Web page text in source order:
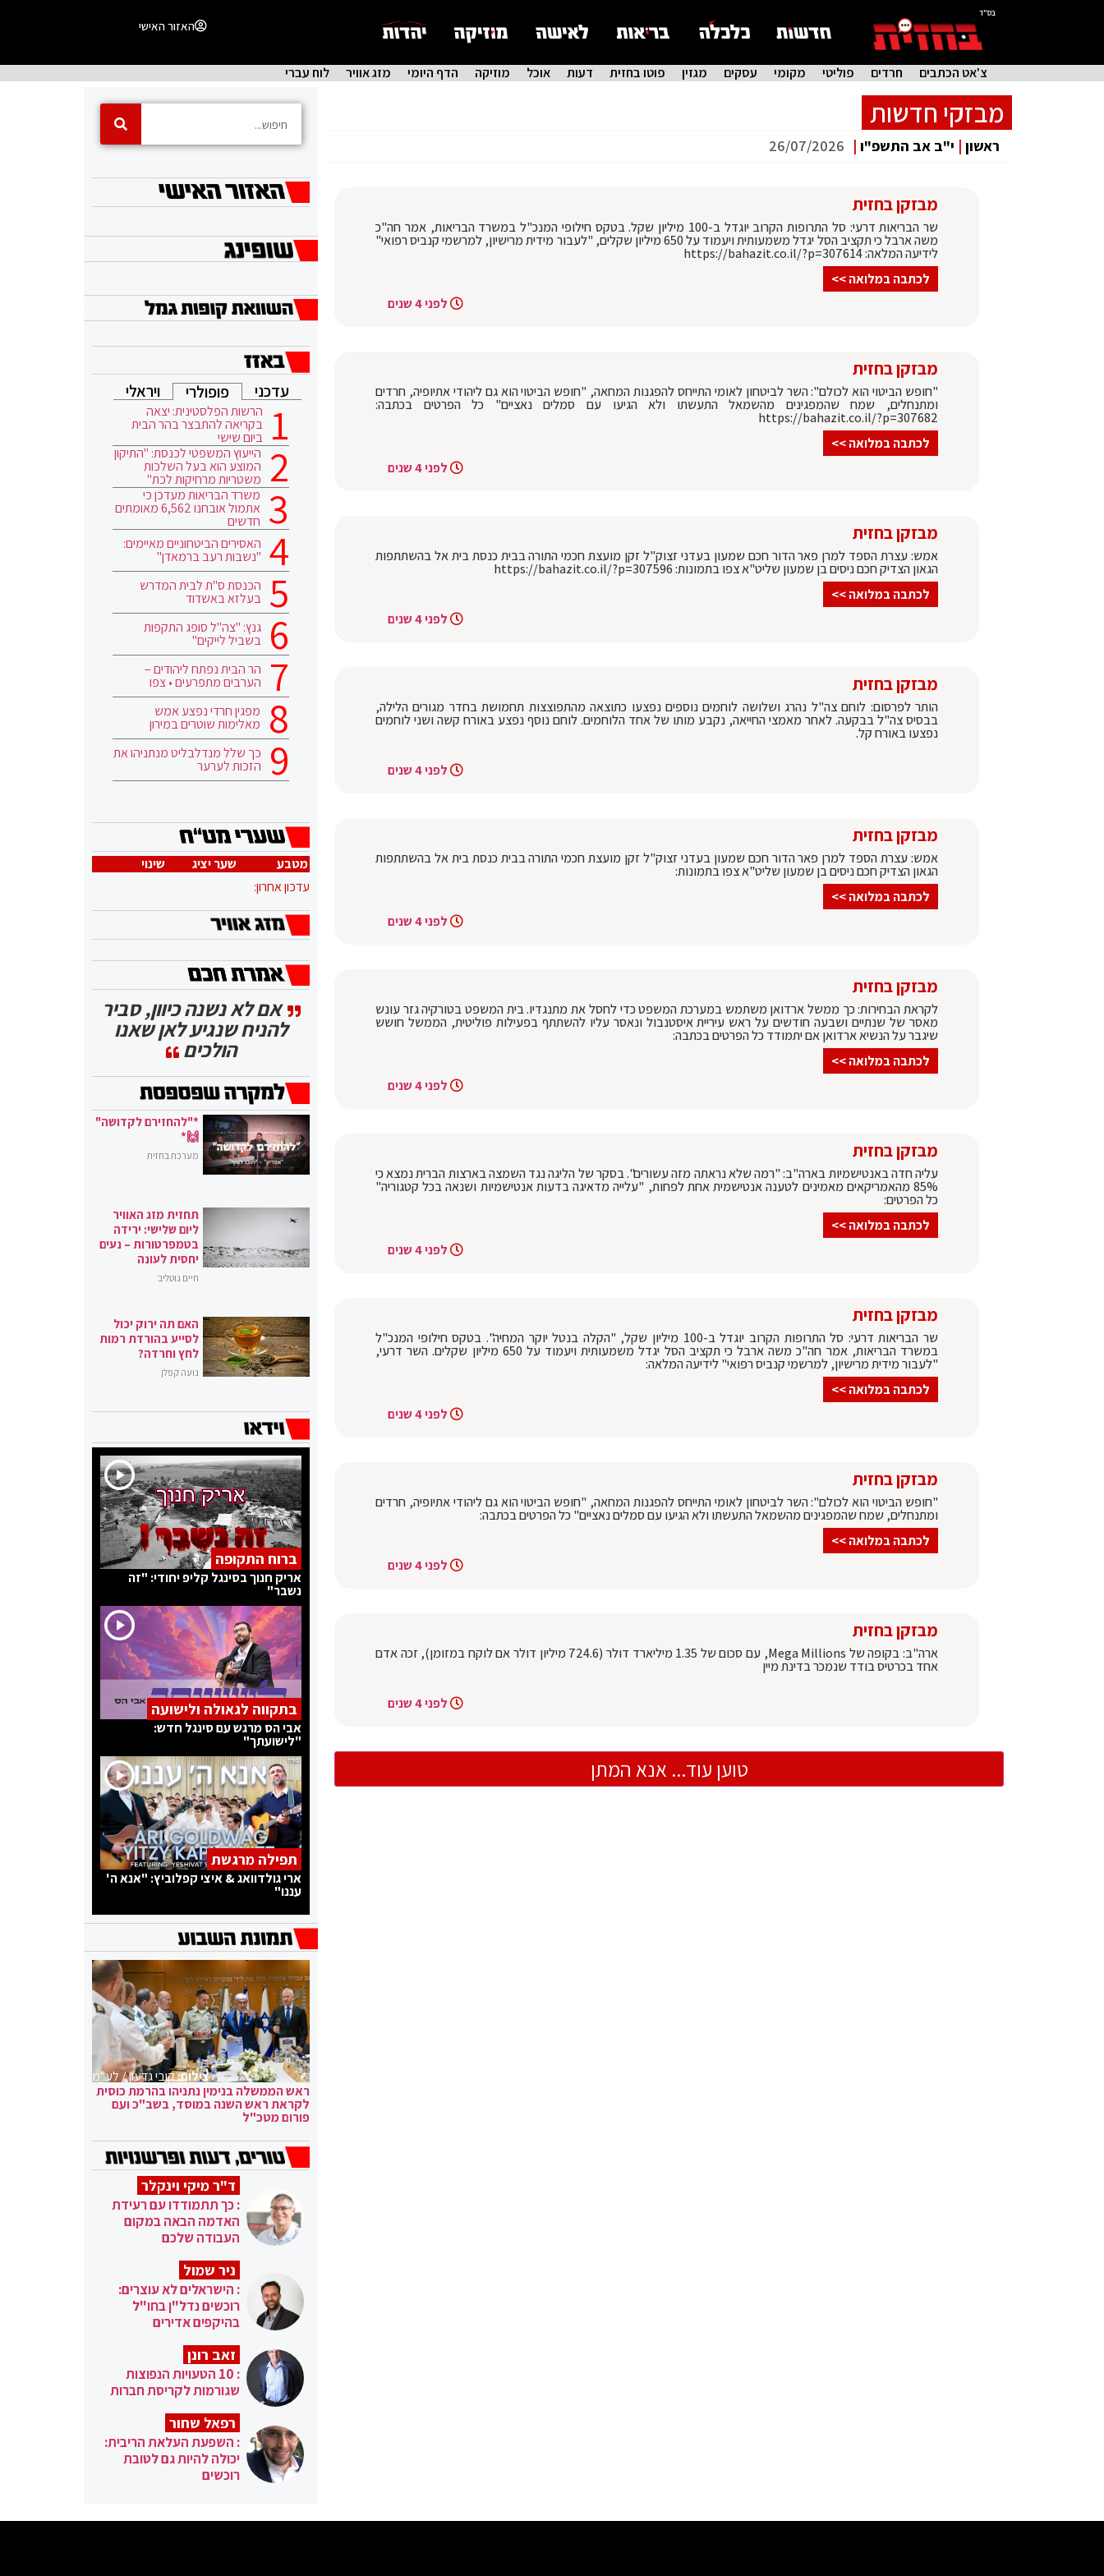
בס"ד
האזור האישי
צ'אט הכתבים חרדים פוליטי מקומי עסקים מגזין פוטו בחזית דעות אוכל מוזיקה הדף היומי מזג אוויר לוח עברי
מבזקי חדשות
ראשון | י"ב אב התשפ"ו |
26/07/2026
מבזקן בחזית
שר הבריאות דרעי: סל התרופות הקרוב יוגדל ב-100 מיליון שקל. בטקס חילופי המנכ"ל במשרד הבריאות, אמר חה"כ
משה ארבל כי תקציב הסל יגדל משמעותית ויעמוד על 650 מיליון שקלים, "לעבור מידית מרישיון, למרשמי קנביס רפואי"
לידיעה המלאה: https://bahazit.co.il/?p=307614
לכתבה במלואה >>
לפני 4 שנים
מבזקן בחזית
"חופש הביטוי הוא לכולם": השר לביטחון לאומי התייחס להפגנות המחאה, "חופש הביטוי הוא גם ליהודי אתיופיה, חרדים
ומתנחלים, שמח שהמפגינים מהשמאל התעשתו ולא הגיעו עם סמלים נאציים" כל הפרטים בכתבה:
https://bahazit.co.il/?p=307682
לכתבה במלואה >>
לפני 4 שנים
מבזקן בחזית
אמש: עצרת הספד למרן פאר הדור חכם שמעון בעדני זצוק"ל זקן מועצת חכמי התורה בבית כנסת בית אל בהשתתפות
הגאון הצדיק חכם ניסים בן שמעון שליט"א צפו בתמונות: https://bahazit.co.il/?p=307596
לכתבה במלואה >>
לפני 4 שנים
מבזקן בחזית
הותר לפרסום: לוחם צה"ל נהרג ושלושה לוחמים נוספים נפצעו כתוצאה מהתפוצצות תחמושת בחדר מגורים הלילה,
בבסיס צה"ל בבקעה. לאחר מאמצי החייאה, נקבע מותו של אחד הלוחמים. לוחם נוסף נפצע באורח קשה ושני לוחמים
נפצעו באורח קל.
לפני 4 שנים
מבזקן בחזית
אמש: עצרת הספד למרן פאר הדור חכם שמעון בעדני זצוק"ל זקן מועצת חכמי התורה בבית כנסת בית אל בהשתתפות
הגאון הצדיק חכם ניסים בן שמעון שליט"א צפו בתמונות:
לכתבה במלואה >>
לפני 4 שנים
מבזקן בחזית
לקראת הבחירות: כך ממשל ארדואן משתמש במערכת המשפט כדי לחסל את מתנגדיו. בית המשפט בטורקיה גזר עונש
מאסר של שנתיים ושבעה חודשים על ראש עיריית איסטנבול ונאסר עליו להשתתף בפעילות פוליטית, הממשל חושש
שיגבר על הנשיא ארדואן אם יתמודד כל הפרטים בכתבה:
לכתבה במלואה >>
לפני 4 שנים
מבזקן בחזית
עליה חדה באנטישמיות בארה"ב: "רמה שלא נראתה מזה עשורים". בסקר של הליגה נגד השמצה בארצות הברית נמצא כי
85% מהאמריקאים מאמינים לטענה אנטישמית אחת לפחות, "עלייה מדאיגה בדעות אנטישמיות ושנאה בכל קטגוריה"
כל הפרטים:
לכתבה במלואה >>
לפני 4 שנים
מבזקן בחזית
שר הבריאות דרעי: סל התרופות הקרוב יוגדל ב-100 מיליון שקל, "הקלה בנטל יוקר המחיה". בטקס חילופי המנכ"ל
במשרד הבריאות, אמר חה"כ משה ארבל כי תקציב הסל יגדל משמעותית ויעמוד על 650 מיליון שקלים. השר דרעי,
"לעבור מידית מרישיון, למרשמי קנביס רפואי" לידיעה המלאה:
לכתבה במלואה >>
לפני 4 שנים
מבזקן בחזית
"חופש הביטוי הוא לכולם": השר לביטחון לאומי התייחס להפגנות המחאה, "חופש הביטוי הוא גם ליהודי אתיופיה, חרדים
ומתנחלים, שמח שהמפגינים מהשמאל התעשתו ולא הגיעו עם סמלים נאציים" כל הפרטים בכתבה:
לכתבה במלואה >>
לפני 4 שנים
מבזקן בחזית
ארה"ב: בקופה של Mega Millions, עם סכום של 1.35 מיליארד דולר (724.6 מיליון דולר אם לוקח במזומן), זכה אדם
אחד בכרטיס בודד שנמכר בדינת מיין
לפני 4 שנים
טוען עוד... אנא המתן
עדכני פופולרי ויראלי
הרשות הפלסטינית: יצאה
בקריאה להתבצר בהר הבית
ביום שישי
הייעוץ המשפטי לכנסת: "התיקון
המוצע הוא בעל השלכות
משטריות מרחיקות לכת"
משרד הבריאות מעדכן כי
אתמול אובחנו 6,562 מאומתים
חדשים
האסירים הביטחוניים מאיימים:
"נשבות רעב ברמאדן"
הכנסת ס"ת לבית המדרש
בעלזא באשדוד
גנץ: "צה"ל סופג התקפות
בשביל לייקים"
הר הבית נפתח ליהודים –
הערבים מתפרעים • צפו
מפגין חרדי נפצע אמש
מאלימות שוטרים במירון
כך שלל מנדלבליט מנתניהו את
הזכות לערער
מטבע שער יציג
שינוי
עדכון אחרון:
אם לא נשנה כיוון, סביר
להניח שנגיע לאן שאנו
הולכים
*"להחזירם לקדושה"
🙌*
מערכת בחזית
תחזית מזג האוויר
ליום שלישי: ירידה
בטמפרטורות – נעים
יחסית לעונה
חיים גוטליב
האם תה ירוק יכול
לסייע בהורדת רמות
לחץ וחרדה?
נועה קפלן
ברוח התקופה
אריק חנוך בסינגל קליפ יחודי: "זה
נשבר"
בתקווה לגאולה ולישועה
אבי הס מרגש עם סינגל חדש:
"לישועתך"
תפילה מרגשת
ארי גולדוואג & איצי קפלוביץ: "אנא ה'
עננו"
צילום:קובי גדעון / לע"מ
ראש הממשלה בנימין נתניהו בהרמת כוסית
לקראת ראש השנה במוסד, בשב"כ ועם
פורום מטכ"ל
ד"ר מיקי וינקלר
: כך תתמודדו עם רעידת
האדמה הבאה במקום
העבודה שלכם
ניר שמול
: הישראלים לא עוצרים:
רוכשים נדל"ן בחו"ל
בהיקפים אדירים
זאב רונן
: 10 הטעויות הנפוצות
שגורמות לקריסת חברות
רפאל שחור
: השפעת העלאת הריבית:
יכולה להיות גם לטובת
רוכשים